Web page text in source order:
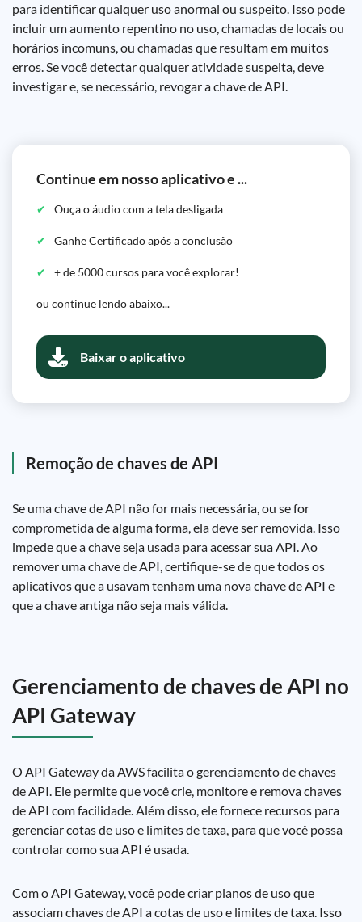
para identificar qualquer uso anormal ou suspeito. Isso pode
incluir um aumento repentino no uso, chamadas de locais ou
horários incomuns, ou chamadas que resultam em muitos
erros. Se você detectar qualquer atividade suspeita, deve
investigar e, se necessário, revogar a chave de API.
Continue em nosso aplicativo e ...
Ouça o áudio com a tela desligada
Ganhe Certificado após a conclusão
+ de 5000 cursos para você explorar!
ou continue lendo abaixo...
Baixar o aplicativo
Remoção de chaves de API
Se uma chave de API não for mais necessária, ou se for
comprometida de alguma forma, ela deve ser removida. Isso
impede que a chave seja usada para acessar sua API. Ao
remover uma chave de API, certifique-se de que todos os
aplicativos que a usavam tenham uma nova chave de API e
que a chave antiga não seja mais válida.
Gerenciamento de chaves de API no
API Gateway
O API Gateway da AWS facilita o gerenciamento de chaves
de API. Ele permite que você crie, monitore e remova chaves
de API com facilidade. Além disso, ele fornece recursos para
gerenciar cotas de uso e limites de taxa, para que você possa
controlar como sua API é usada.
Com o API Gateway, você pode criar planos de uso que
associam chaves de API a cotas de uso e limites de taxa. Isso